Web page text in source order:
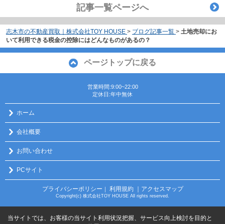
記事一覧ページへ
志木市の不動産買取｜株式会社TOY HOUSE > ブログ記事一覧 > 土地売却にお
いて利用できる税金の控除にはどんなものがあるの？
ページトップに戻る
営業時間:9:00~22:00
定休日:年中無休
ホーム
会社概要
お問い合わせ
PCサイト
プライバシーポリシー 利用規約 ｜アクセスマップ
Copyright(c) 株式会社TOY HOUSE All rights reserved.
当サイトでは、お客様の当サイト利用状況把握、サービス向上検討を目的と